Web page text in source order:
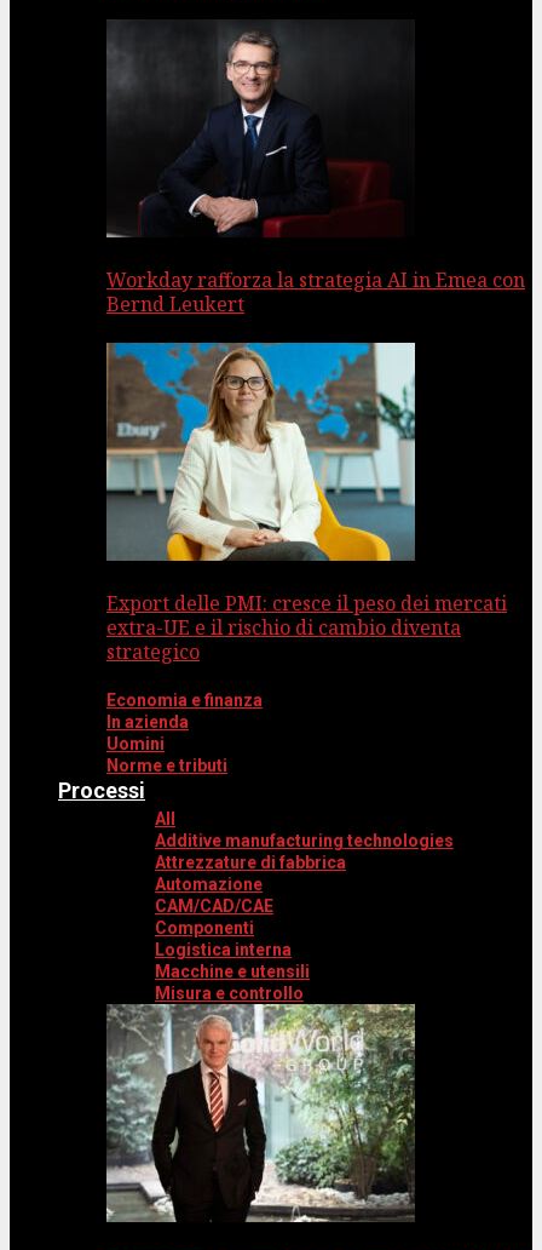
Workday rafforza la strategia AI in Emea con
Bernd Leukert
Export delle PMI: cresce il peso dei mercati
extra-UE e il rischio di cambio diventa
strategico
Economia e finanza
In azienda
Uomini
Norme e tributi
Processi
All
Additive manufacturing technologies
Attrezzature di fabbrica
Automazione
CAM/CAD/CAE
Componenti
Logistica interna
Macchine e utensili
Misura e controllo